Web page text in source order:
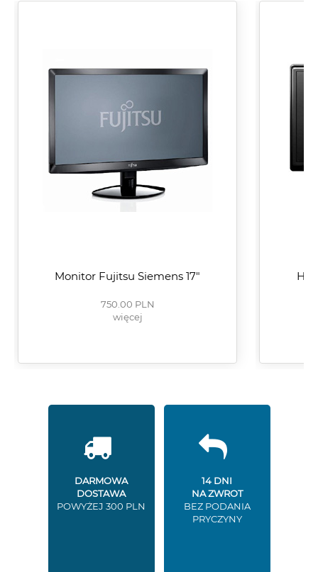
Monitor Fujitsu Siemens 17"
750.00 PLN
więcej
DARMOWA
DOSTAWA
POWYŻEJ 300 PLN
14 DNI
NA ZWROT
BEZ PODANIA
PRYCZYNY